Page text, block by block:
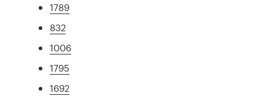
1789
832
1006
1795
1692